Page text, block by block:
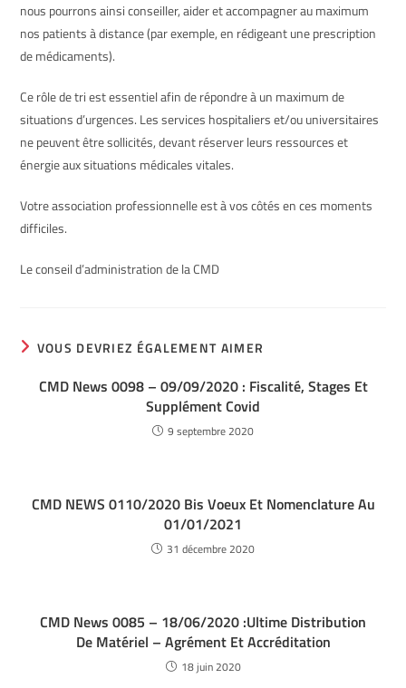
nous pourrons ainsi conseiller, aider et accompagner au maximum
nos patients à distance (par exemple, en rédigeant une prescription
de médicaments).
Ce rôle de tri est essentiel afin de répondre à un maximum de
situations d’urgences. Les services hospitaliers et/ou universitaires
ne peuvent être sollicités, devant réserver leurs ressources et
énergie aux situations médicales vitales.
Votre association professionnelle est à vos côtés en ces moments
difficiles.
Le conseil d’administration de la CMD
VOUS DEVRIEZ ÉGALEMENT AIMER
CMD News 0098 – 09/09/2020 : Fiscalité, Stages Et
Supplément Covid
9 septembre 2020
CMD NEWS 0110/2020 Bis Voeux Et Nomenclature Au
01/01/2021
31 décembre 2020
CMD News 0085 – 18/06/2020 :Ultime Distribution
De Matériel – Agrément Et Accréditation
18 juin 2020